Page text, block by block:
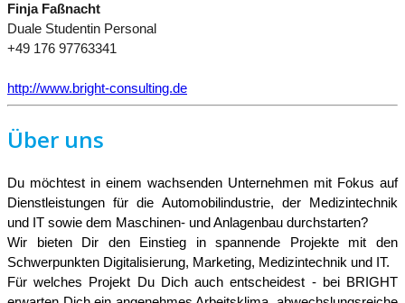
Finja Faßnacht
Duale Studentin Personal
+49 176 97763341
http://www.bright-consulting.de
Über uns
Du möchtest in einem wachsenden Unternehmen mit Fokus auf
Dienstleistungen für die Automobilindustrie, der Medizintechnik
und IT sowie dem Maschinen- und Anlagenbau durchstarten?
Wir bieten Dir den Einstieg in spannende Projekte mit den
Schwerpunkten Digitalisierung, Marketing, Medizintechnik und IT.
Für welches Projekt Du Dich auch entscheidest - bei BRIGHT